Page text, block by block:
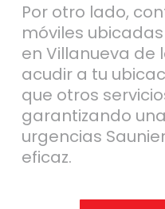
Por otro lado,
móviles
en Villanueva de
acudir a tu
que otros
garantizando
urgencias
eficaz.